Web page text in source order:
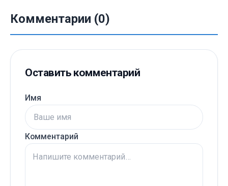
Комментарии (0)
Оставить комментарий
Имя
Комментарий